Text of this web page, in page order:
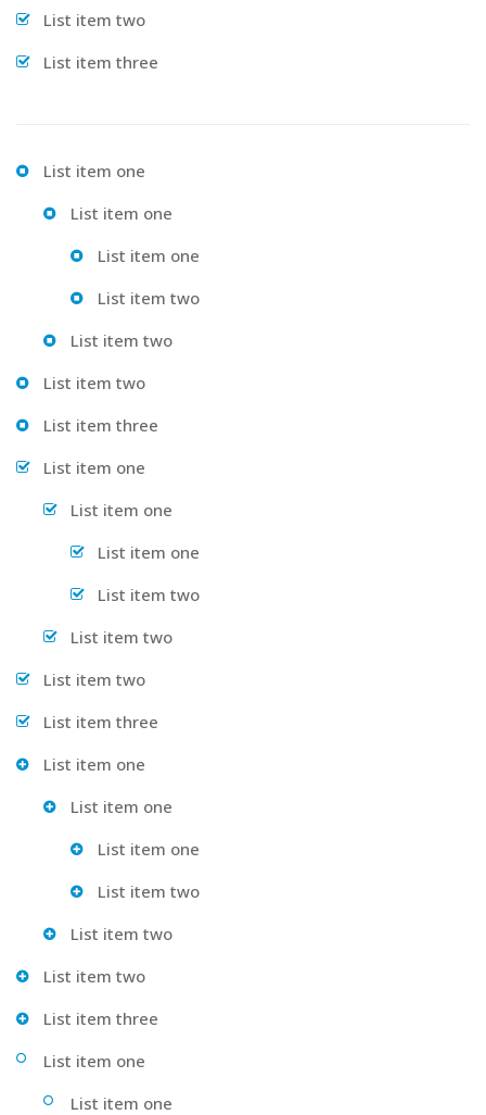
List item two
List item three
List item one
List item one
List item one
List item two
List item two
List item two
List item three
List item one
List item one
List item one
List item two
List item two
List item two
List item three
List item one
List item one
List item one
List item two
List item two
List item two
List item three
List item one
List item one